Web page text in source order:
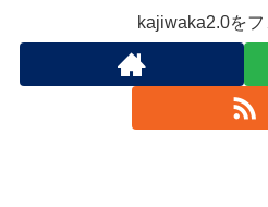
kajiwaka2.0を